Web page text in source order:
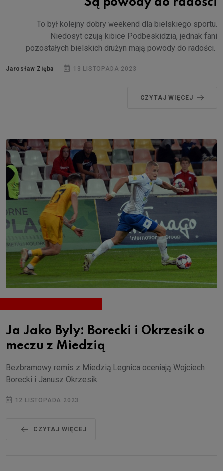
Są powody do radości
To był kolejny dobry weekend dla bielskiego sportu.
Niedosyt czują kibice Podbeskidzia, jednak fani
pozostałych bielskich drużyn mają powody do radości.
Jarosław Zięba 13 LISTOPADA 2023
CZYTAJ WIĘCEJ
Ja Jako Byly: Borecki i Okrzesik o
meczu z Miedzią
Bezbramowy remis z Miedzią Legnica oceniają Wojciech
Borecki i Janusz Okrzesik.
12 LISTOPADA 2023
CZYTAJ WIĘCEJ